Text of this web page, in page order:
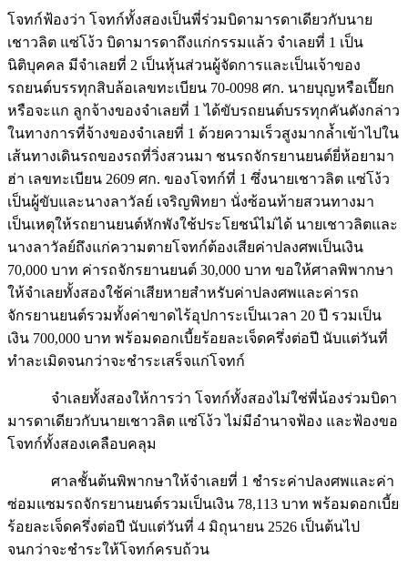
โจทก์ฟ้องว่า โจทก์ทั้งสองเป็นพี่ร่วมบิดามารดาเดียวกับนาย
เชาวลิต แซ่โง้ว บิดามารดาถึงแก่กรรมแล้ว จำเลยที่ 1 เป็น
นิติบุคคล มีจำเลยที่ 2 เป็นหุ้นส่วนผู้จัดการและเป็นเจ้าของ
รถยนต์บรรทุกสิบล้อเลขทะเบียน 70-0098 ศก. นายบุญหรือเปี๊ยก
หรือจะแก ลูกจ้างของจำเลยที่ 1 ได้ขับรถยนต์บรรทุกคันดังกล่าว
ในทางการที่จ้างของจำเลยที่ 1 ด้วยความเร็วสูงมากล้ำเข้าไปใน
เส้นทางเดินรถของรถที่วิ่งสวนมา ชนรถจักรยานยนต์ยี่ห้อยามา
ฮ่า เลขทะเบียน 2609 ศก. ของโจทก์ที่ 1 ซึ่งนายเชาวลิต แซ่โง้ว
เป็นผู้ขับและนางลาวัลย์ เจริญพิทยา นั่งซ้อนท้ายสวนทางมา
เป็นเหตุให้รถยานยนต์หักพังใช้ประโยชน์ไม่ได้ นายเชาวลิตและ
นางลาวัลย์ถึงแก่ความตายโจทก์ต้องเสียค่าปลงศพเป็นเงิน
70,000 บาท ค่ารถจักรยานยนต์ 30,000 บาท ขอให้ศาลพิพากษา
ให้จำเลยทั้งสองใช้ค่าเสียหายสำหรับค่าปลงศพและค่ารถ
จักรยานยนต์รวมทั้งค่าขาดไร้อุปการะเป็นเวลา 20 ปี รวมเป็น
เงิน 700,000 บาท พร้อมดอกเบี้ยร้อยละเจ็ดครึ่งต่อปี นับแต่วันที่
ทำละเมิดจนกว่าจะชำระเสร็จแก่โจทก์
จำเลยทั้งสองให้การว่า โจทก์ทั้งสองไม่ใช่พี่น้องร่วมบิดา
มารดาเดียวกับนายเชาวลิต แซ่โง้ว ไม่มีอำนาจฟ้อง และฟ้องขอ
โจทก์ทั้งสองเคลือบคลุม
ศาลชั้นต้นพิพากษาให้จำเลยที่ 1 ชำระค่าปลงศพและค่า
ซ่อมแซมรถจักรยานยนต์รวมเป็นเงิน 78,113 บาท พร้อมดอกเบี้ย
ร้อยละเจ็ดครึ่งต่อปี นับแต่วันที่ 4 มิถุนายน 2526 เป็นต้นไป
จนกว่าจะชำระให้โจทก์ครบถ้วน